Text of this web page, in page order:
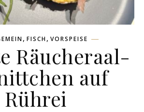
, FISCH, VORSPEISE
Räucheraal-
auf
Rührei